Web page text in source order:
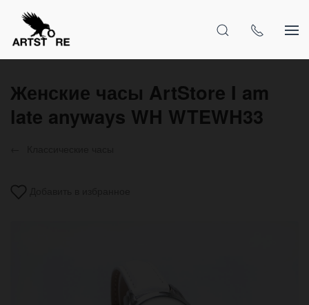
Женские часы ArtStore I am
late anyways WH WTEWH33